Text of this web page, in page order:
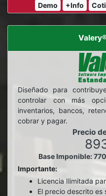
Demo
+Info
Diseñado para
controlar con más
inventarios, bancos,
cobrar y pagar.
Precio
Base Imponible:
Importante:
Licencia Ilimitada
El precio descrito es